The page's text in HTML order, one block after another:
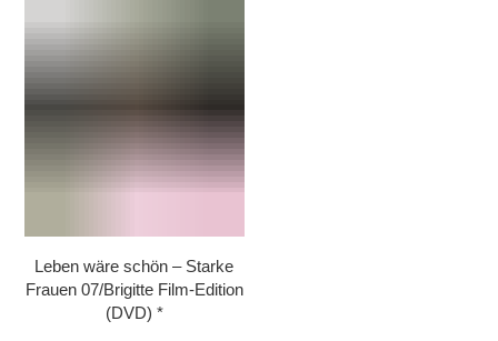
Leben wäre schön – Starke
Frauen 07/​Brigitte Film-Edition
(DVD)